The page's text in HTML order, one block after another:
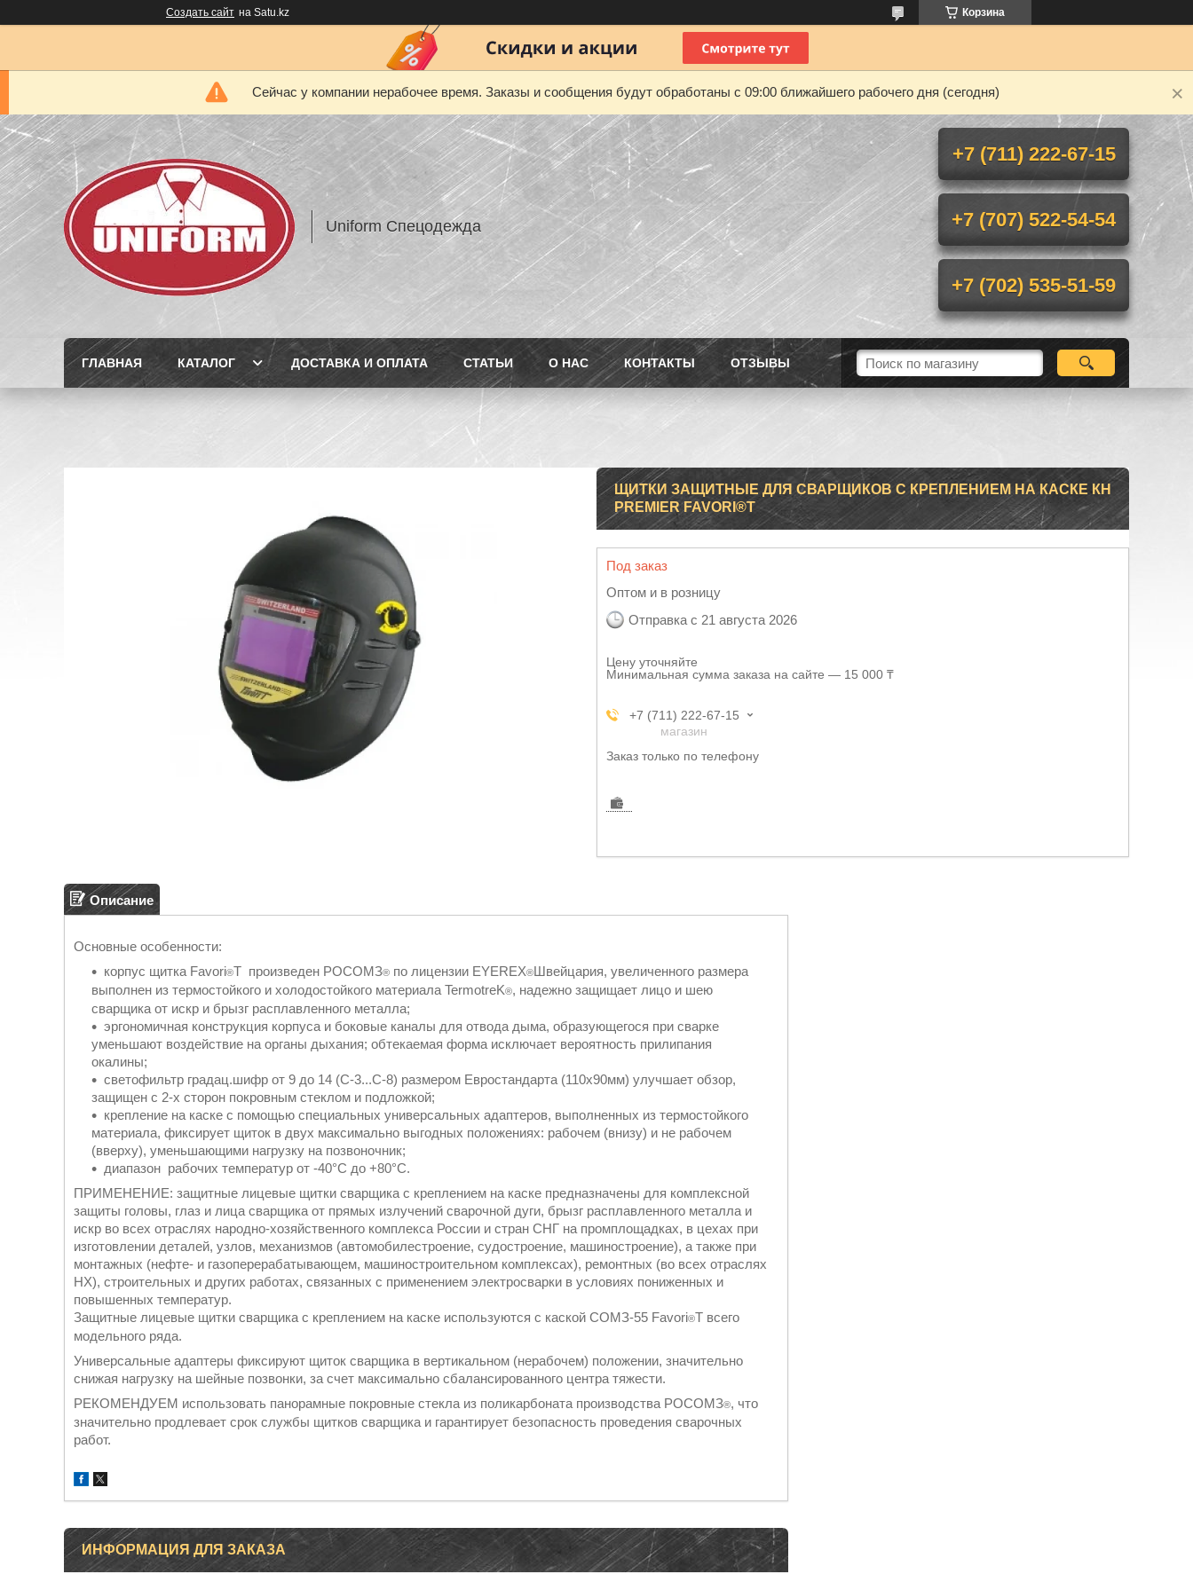
Создать сайт на Satu.kz Корзина
Сейчас у компании нерабочее время. Заказы и сообщения будут обработаны с 09:00 ближайшего рабочего дня (сегодня)
Uniform Спецодежда
+7 (711) 222-67-15
+7 (707) 522-54-54
+7 (702) 535-51-59
ГЛАВНАЯ КАТАЛОГ ДОСТАВКА И ОПЛАТА СТАТЬИ О НАС КОНТАКТЫ ОТЗЫВЫ
ЩИТКИ ЗАЩИТНЫЕ ДЛЯ СВАРЩИКОВ С КРЕПЛЕНИЕМ НА КАСКЕ КН
PREMIER FAVORI®T
Под заказ
Оптом и в розницу
Отправка с 21 августа 2026
Цену уточняйте
Минимальная сумма заказа на сайте — 15 000 ₸
+7 (711) 222-67-15
магазин
Заказ только по телефону
Описание
Основные особенности:
корпус щитка Favori®T произведен РОСОМЗ® по лицензии EYEREX®Швейцария, увеличенного размера
выполнен из термостойкого и холодостойкого материала TermotreK®, надежно защищает лицо и шею
сварщика от искр и брызг расплавленного металла;
эргономичная конструкция корпуса и боковые каналы для отвода дыма, образующегося при сварке
уменьшают воздействие на органы дыхания; обтекаемая форма исключает вероятность прилипания
окалины;
светофильтр градац.шифр от 9 до 14 (С-3...С-8) размером Евростандарта (110х90мм) улучшает обзор,
защищен с 2-х сторон покровным стеклом и подложкой;
крепление на каске с помощью специальных универсальных адаптеров, выполненных из термостойкого
материала, фиксирует щиток в двух максимально выгодных положениях: рабочем (внизу) и не рабочем
(вверху), уменьшающими нагрузку на позвоночник;
диапазон рабочих температур от -40°С до +80°С.
ПРИМЕНЕНИЕ: защитные лицевые щитки сварщика с креплением на каске предназначены для комплексной
защиты головы, глаз и лица сварщика от прямых излучений сварочной дуги, брызг расплавленного металла и
искр во всех отраслях народно-хозяйственного комплекса России и стран СНГ на промплощадках, в цехах при
изготовлении деталей, узлов, механизмов (автомобилестроение, судостроение, машиностроение), а также при
монтажных (нефте- и газоперерабатывающем, машиностроительном комплексах), ремонтных (во всех отраслях
НХ), строительных и других работах, связанных с применением электросварки в условиях пониженных и
повышенных температур.
Защитные лицевые щитки сварщика с креплением на каске используются с каской СОМЗ-55 Favori®T всего
модельного ряда.
Универсальные адаптеры фиксируют щиток сварщика в вертикальном (нерабочем) положении, значительно
снижая нагрузку на шейные позвонки, за счет максимально сбалансированного центра тяжести.
РЕКОМЕНДУЕМ использовать панорамные покровные стекла из поликарбоната производства РОСОМЗ®, что
значительно продлевает срок службы щитков сварщика и гарантирует безопасность проведения сварочных
работ.
ИНФОРМАЦИЯ ДЛЯ ЗАКАЗА